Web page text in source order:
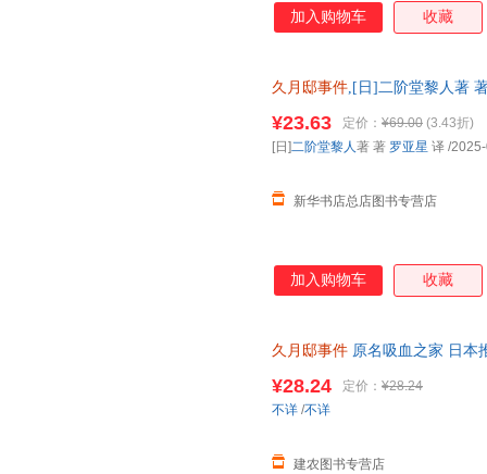
加入购物车 收藏
久月邸事件,[日]二阶堂黎人著
咨询：13284178503
¥23.63 定价： ¥69.00 (3.43折)
新华书店总店图书专营店
[日]二阶堂黎人著 著 罗亚星 译 /
加入购物车 收藏
久月邸事件 原名吸血之家 日本
¥28.24 定价： ¥28.24
建农图书专营店
不详 /不详